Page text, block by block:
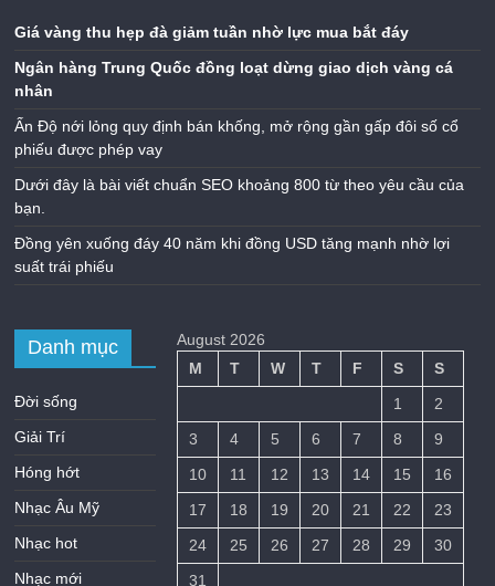
Giá vàng thu hẹp đà giảm tuần nhờ lực mua bắt đáy
Ngân hàng Trung Quốc đồng loạt dừng giao dịch vàng cá
nhân
Ấn Độ nới lỏng quy định bán khống, mở rộng gần gấp đôi số cổ
phiếu được phép vay
Dưới đây là bài viết chuẩn SEO khoảng 800 từ theo yêu cầu của
bạn.
Đồng yên xuống đáy 40 năm khi đồng USD tăng mạnh nhờ lợi
suất trái phiếu
Danh mục
Đời sống
Giải Trí
Hóng hớt
Nhạc Âu Mỹ
Nhạc hot
Nhạc mới
August 2026
M
T W T F S
S
1
2
3
4 5 6 7 8
9
10
11 12 13 14 15
16
17
18 19 20 21 22
23
24
25 26 27 28 29
30
31